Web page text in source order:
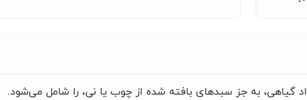
گیاهی، به جز سبدهای بافته شده از چوب یا نی، را شامل می‌شود.